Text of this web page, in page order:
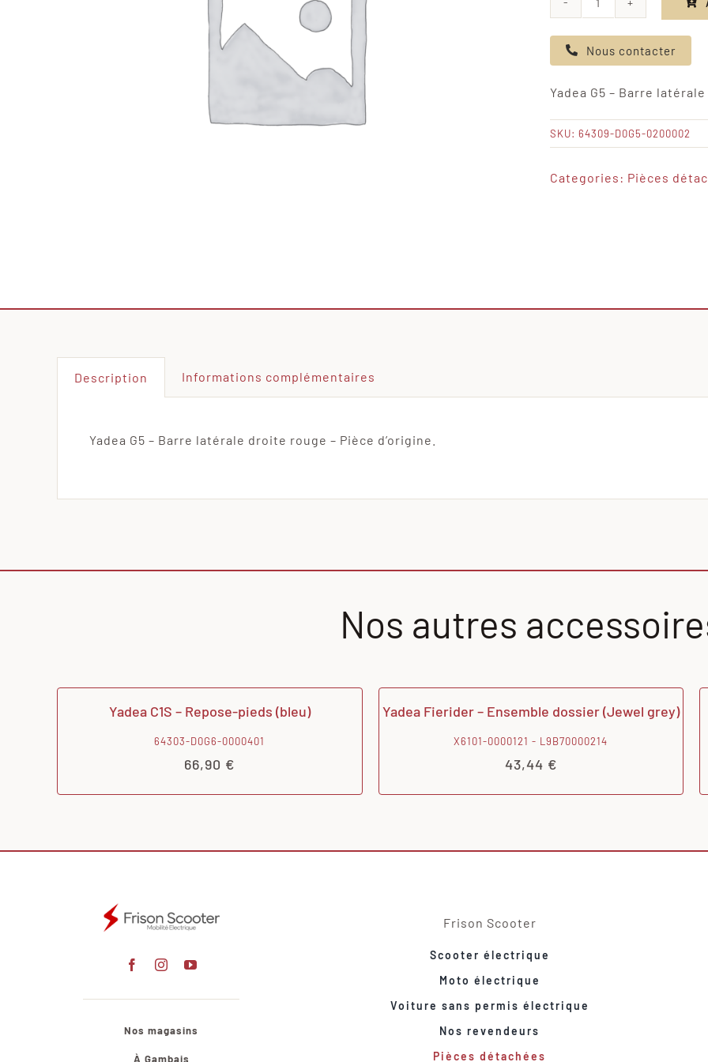
quantité
de
Yadea
-
Barre
latérale
Nous contacter
Yadea G5 – Barre
SKU: 64309-D0G5-0200002
Categories: Pièces
Description Informations complémentaires
Yadea G5 – Barre latérale droite rouge – Pièce d’origine.
Nos autres
Yadea C1S – Repose-pieds (bleu)
64303-D0G6-0000401
66,90 €
Yadea Fierider – Ensemble dossier (Jewel grey)
X6101-0000121 - L9B70000214
43,44 €
Nos magasins
À Gambais
Frison Scooter
Scooter électrique
Moto électrique
Voiture sans permis électrique
Nos revendeurs
Pièces détachées